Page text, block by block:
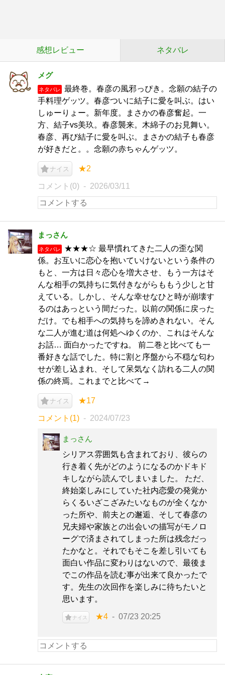
感想レビュー ネタバレ
メグ
ネタバレ
最終巻。春彦の風邪っぴき。念願の結子の
手料理ゲッツ。春彦ついに結子に愛を叫ぶ。はい
しゅーりょー。新年度。まさかの春彦奮起。一
方、結子vs美玖。春彦襲来。木綿子のお見舞い。
春彦、再び結子に愛を叫ぶ。まさかの結子も春彦
が好きだと。。念願の赤ちゃんゲッツ。
ナイス ★2
コメント(0) 2026/03/11
まっさん
ネタバレ
★★★‪☆ 最早慣れてきた二人の歪な関
係。お互いに恋心を抱いていけないという条件の
もと、一方は日々恋心を増大させ、もう一方はそ
んな相手の気持ちに気付きながらももう少しと甘
えている。しかし、そんな幸せなひと時が崩壊す
るのはあっという間だった。以前の関係に戻った
だけ。でも相手への気持ちを諦めきれない。そん
な二人が進む道は何処へゆくのか、これはそんな
お話… 面白かったですね。 前二巻と比べても一
番好きな話でした。特に割と序盤から不穏な匂わ
せが差し込まれ、そして呆気なく訪れる二人の関
係の終焉。これまでと比べて→
ナイス ★17
コメント(1) 2024/07/23
まっさん
シリアス雰囲気も含まれており、彼らの
行き着く先がどのようになるのかドキド
キしながら読んでしまいました。 ただ、
終始楽しみにしていた社内恋愛の発覚か
らくるいざこざみたいなものが全くなか
った所や、前夫との邂逅、そして春彦の
兄夫婦や家族との出会いの描写がモノロ
ーグで済まされてしまった所は残念だっ
たかなと。それでもそこを差し引いても
面白い作品に変わりはないので、最後ま
でこの作品を読む事が出来て良かったで
す。先生の次回作を楽しみに待ちたいと
思います。
ナイス ★4 07/23 20:25